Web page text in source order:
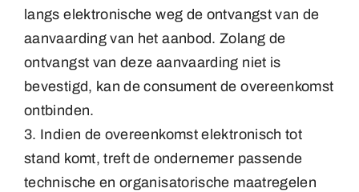
langs elektronische weg de ontvangst van de
aanvaarding van het aanbod. Zolang de
ontvangst van deze aanvaarding niet is
bevestigd, kan de consument de overeenkomst
ontbinden.
3. Indien de overeenkomst elektronisch tot
stand komt, treft de ondernemer passende
technische en organisatorische maatregelen